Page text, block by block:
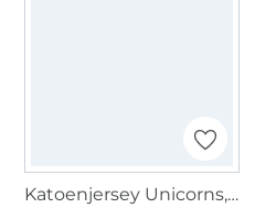
Katoenjersey Unicorns, abrikooskleurig